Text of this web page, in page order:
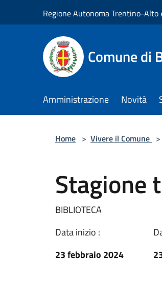
Regione Autonoma Trentino-
Comune di
Amministrazione Novità
Home > Vivere il Comune >
Stagione
BIBLIOTECA
Data inizio :
23 febbraio 2024